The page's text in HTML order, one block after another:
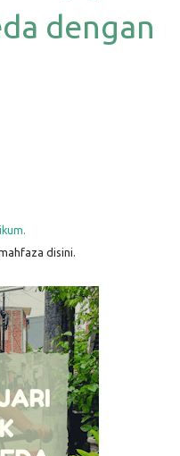
dengan
disini.